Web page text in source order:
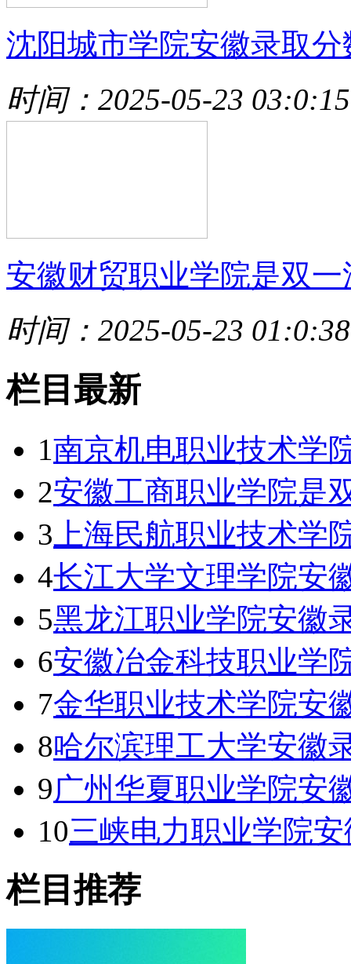
沈阳城市学院安徽录取分
时间：2025-05-23 03:0:15
安徽财贸职业学院是双一
时间：2025-05-23 01:0:38
栏目最新
1南京机电职业技术学
2安徽工商职业学院是
3 上海民航职业技术学
4长江大学文理学院安
5黑龙江职业学院安徽
6安徽冶金科技职业学
7金华职业技术学院安
8哈尔滨理工大学安徽
9广州华夏职业学院安
10三峡电力职业学院
栏目推荐